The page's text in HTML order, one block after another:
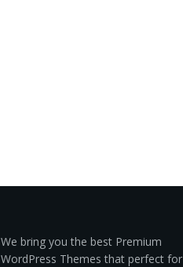
We bring you the best Premium
WordPress Themes that perfect for